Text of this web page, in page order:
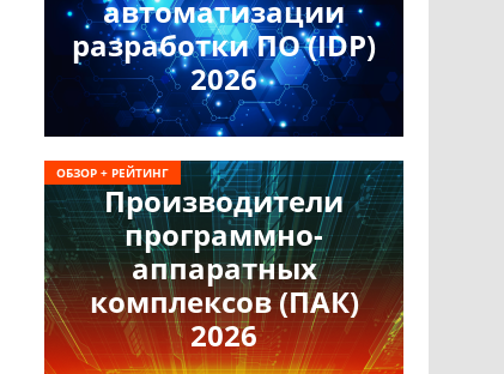
автоматизации
разработки ПО (IDP)
2026
Производители
программно-
аппаратных
комплексов (ПАК)
2026
ОБЗОР + РЕЙТИНГ